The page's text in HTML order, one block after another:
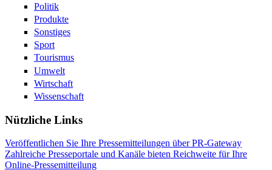
Politik
Produkte
Sonstiges
Sport
Tourismus
Umwelt
Wirtschaft
Wissenschaft
Nützliche Links
Veröffentlichen Sie Ihre Pressemitteilungen über PR-Gateway
Zahlreiche Presseportale und Kanäle bieten Reichweite für Ihre
Online-Pressemitteilung